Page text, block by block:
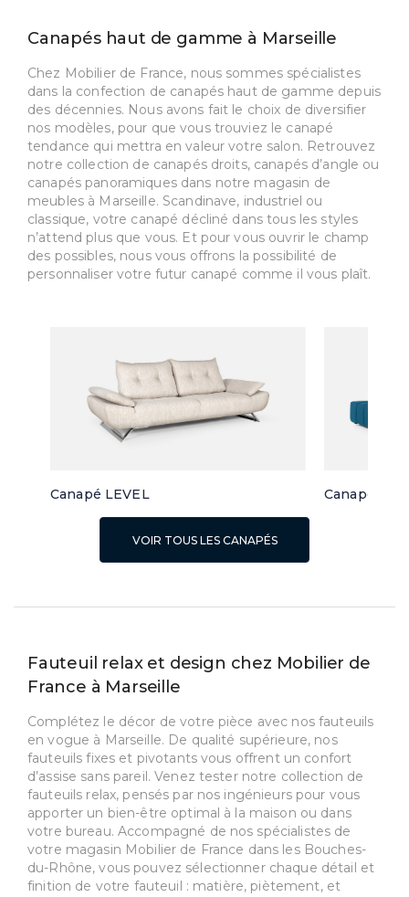
Canapés haut de gamme à Marseille
Chez Mobilier de France, nous sommes spécialistes
dans la confection de canapés haut de gamme depuis
des décennies. Nous avons fait le choix de diversifier
nos modèles, pour que vous trouviez le canapé
tendance qui mettra en valeur votre salon. Retrouvez
notre collection de canapés droits, canapés d’angle ou
canapés panoramiques dans notre magasin de
meubles à Marseille. Scandinave, industriel ou
classique, votre canapé décliné dans tous les styles
n’attend plus que vous. Et pour vous ouvrir le champ
des possibles, nous vous offrons la possibilité de
personnaliser votre futur canapé comme il vous plaît.
Canapé LEVEL Canapé
VOIR TOUS LES CANAPÉS
Fauteuil relax et design chez Mobilier de
France à Marseille
Complétez le décor de votre pièce avec nos fauteuils
en vogue à Marseille. De qualité supérieure, nos
fauteuils fixes et pivotants vous offrent un confort
d’assise sans pareil. Venez tester notre collection de
fauteuils relax, pensés par nos ingénieurs pour vous
apporter un bien-être optimal à la maison ou dans
votre bureau. Accompagné de nos spécialistes de
votre magasin Mobilier de France dans les Bouches-
du-Rhône, vous pouvez sélectionner chaque détail et
finition de votre fauteuil : matière, piètement, et